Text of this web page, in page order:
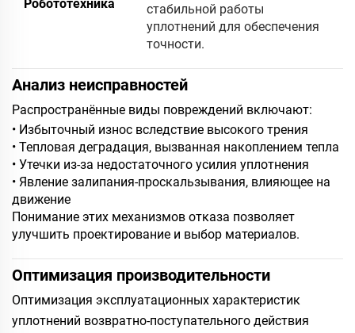
Робототехника
стабильной работы
уплотнений для обеспечения
точности.
Анализ неисправностей
Распространённые виды повреждений включают:
• Избыточный износ вследствие высокого трения
• Тепловая деградация, вызванная накоплением тепла
• Утечки из-за недостаточного усилия уплотнения
• Явление залипания-проскальзывания, влияющее на
движение
Понимание этих механизмов отказа позволяет
улучшить проектирование и выбор материалов.
Оптимизация производительности
Оптимизация эксплуатационных характеристик
уплотнений возвратно-поступательного действия